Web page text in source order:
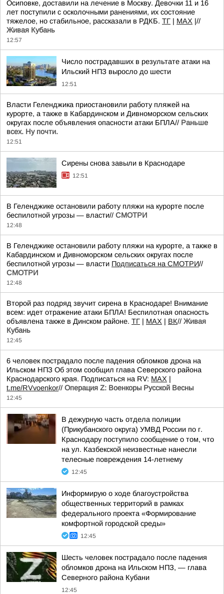
Осиповке, доставили на лечение в Москву. Девочки 11 и 16
лет поступили с осколочными ранениями, их состояние
тяжелое, но стабильное, рассказали в РДКБ. TГ | MAX |//
Живая Кубань
12:57
Число пострадавших в результате атаки на
Ильский НПЗ выросло до шести
12:51
Власти Геленджика приостановили работу пляжей на
курорте, а также в Кабардинском и Дивноморском сельских
округах после объявления опасности атаки БПЛА// Раньше
всех. Ну почти.
12:51
Сирены снова завыли в Краснодаре
12:51
В Геленджике остановили работу пляжи на курорте после
беспилотной угрозы — власти// СМОТРИ
12:48
В Геленджике остановили работу пляжи на курорте, а также в
Кабардинском и Дивноморском сельских округах после
беспилотной угрозы — власти Подписаться на СМОТРИ//
СМОТРИ
12:48
Второй раз подряд звучит сирена в Краснодаре! Внимание
всем: идет отражение атаки БПЛА! Беспилотная опасность
объявлена также в Динском районе. TГ | MAX | ВК// Живая
Кубань
12:45
6 человек пострадало после падения обломков дрона на
Ильском НПЗ Об этом сообщил глава Северского района
Краснодарского края. Подписаться на RV: MAX |
t.me/RVvoenkor// Операция Z: Военкоры Русской Весны
12:45
В дежурную часть отдела полиции
(Прикубанского округа) УМВД России по г.
Краснодару поступило сообщение о том, что
на ул. Казбекской неизвестные нанесли
телесные повреждения 14-летнему
12:45
Информирую о ходе благоустройства
общественных территорий в рамках
федерального проекта «Формирование
комфортной городской среды»
12:45
Шесть человек пострадало после падения
обломков дрона на Ильском НПЗ, — глава
Северного района Кубани
12:45